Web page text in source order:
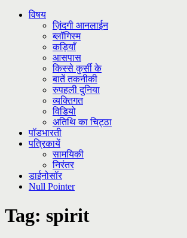
विषय
ज़िंदगी आनलाईन
ब्लॉगिस्म
कड़ियाँ
आसपास
किस्से कुर्सी के
बातें तकनीकी
रुपहली दुनिया
व्यक्तिगत
विडियो
अतिथि का चिट्ठा
पॉडभारती
पत्रिकायें
सामयिकी
निरंतर
डाईनोसॉर
Null Pointer
Tag: spirit